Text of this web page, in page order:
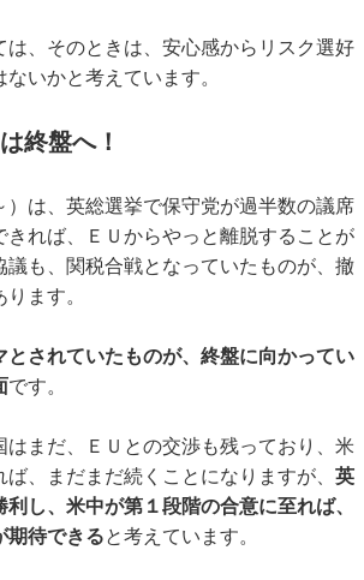
、そのときは、安心感からリスク選好
いかと考えています。
終盤へ！
は、英総選挙で保守党が過半数の議席
きれば、ＥＵからやっと離脱することが
議も、関税合戦となっていたものが、撤
ます。
とされていたものが、終盤に向かってい
です。
まだ、ＥＵとの交渉も残っており、米
、まだまだ続くことになりますが、 英
し、米中が第１段階の合意に至れば、
期待できると考えています。